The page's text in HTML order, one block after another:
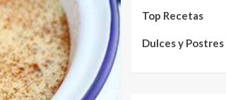
Top Recetas
Dulces y Postres